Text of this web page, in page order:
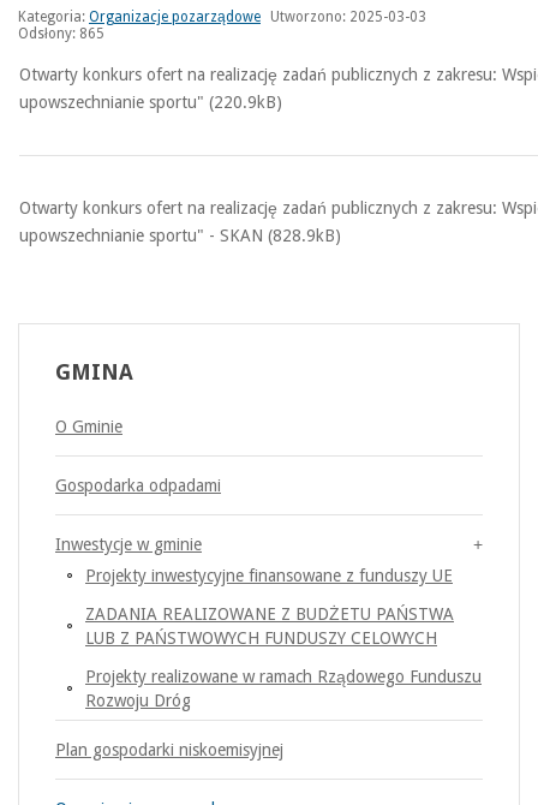
Kategoria: Organizacje pozarządowe
Utworzono: 2025-03-03
Odsłony: 865
Otwarty konkurs ofert na realizację zadań publicznych z zakresu:
upowszechnianie sportu" (220.9kB)
Otwarty konkurs ofert na realizację zadań publicznych z zakresu:
upowszechnianie sportu" - SKAN (828.9kB)
GMINA
O Gminie
Gospodarka odpadami
Inwestycje w gminie
Projekty inwestycyjne finansowane z funduszy UE
ZADANIA REALIZOWANE Z BUDŻETU PAŃSTWA
LUB Z PAŃSTWOWYCH FUNDUSZY CELOWYCH
Projekty realizowane w ramach Rządowego Funduszu
Rozwoju Dróg
Plan gospodarki niskoemisyjnej